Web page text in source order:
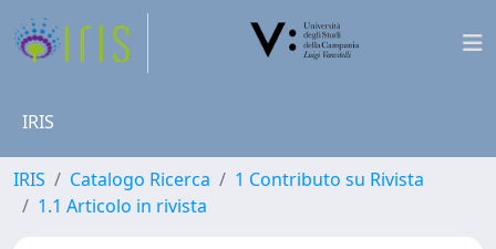
IRIS
IRIS Catalogo Ricerca
1 Contributo su Rivista
1.1 Articolo in rivista